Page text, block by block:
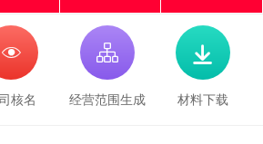

核名

经营范围生成

材料下载